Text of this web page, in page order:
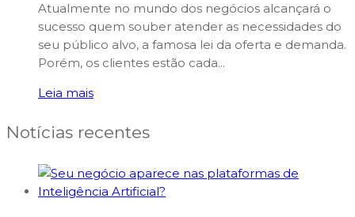
Atualmente no mundo dos negócios alcançará o
sucesso quem souber atender as necessidades do
seu público alvo, a famosa lei da oferta e demanda.
Porém, os clientes estão cada...
Leia mais
Notícias recentes